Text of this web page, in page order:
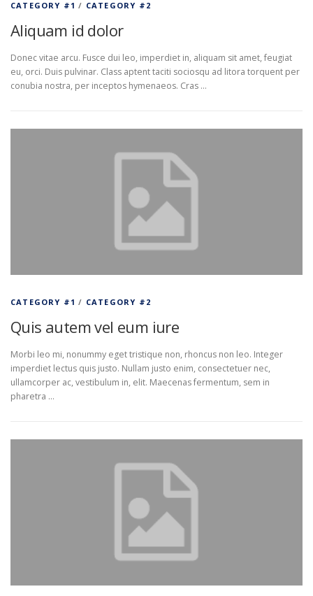
CATEGORY #1 / CATEGORY #2
Aliquam id dolor
Donec vitae arcu. Fusce dui leo, imperdiet in, aliquam sit amet, feugiat
eu, orci. Duis pulvinar. Class aptent taciti sociosqu ad litora torquent per
conubia nostra, per inceptos hymenaeos. Cras …
CATEGORY #1 / CATEGORY #2
Quis autem vel eum iure
Morbi leo mi, nonummy eget tristique non, rhoncus non leo. Integer
imperdiet lectus quis justo. Nullam justo enim, consectetuer nec,
ullamcorper ac, vestibulum in, elit. Maecenas fermentum, sem in
pharetra …